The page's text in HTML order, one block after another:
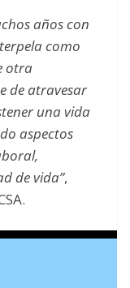
años con
como
otra
de atravesar
una vida
aspectos
de vida”,